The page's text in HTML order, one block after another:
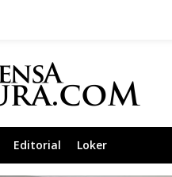
Editorial Loker